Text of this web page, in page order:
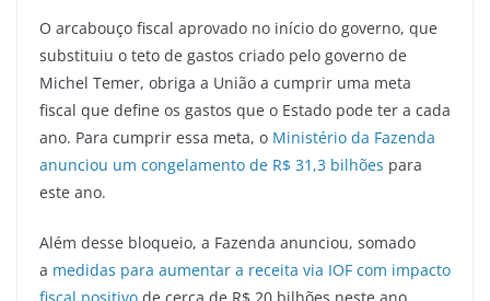
O arcabouço fiscal aprovado no início do governo, que
substituiu o teto de gastos criado pelo governo de
Michel Temer, obriga a União a cumprir uma meta
fiscal que define os gastos que o Estado pode ter a cada
ano. Para cumprir essa meta, o Ministério da Fazenda
anunciou um congelamento de R$ 31,3 bilhões para
este ano.
Além desse bloqueio, a Fazenda anunciou, somado
a medidas para aumentar a receita via IOF com impacto